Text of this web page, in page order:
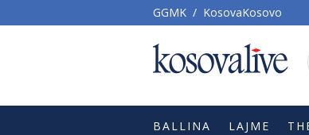
GGMK / KosovaKosovo
BALLINA LAJME